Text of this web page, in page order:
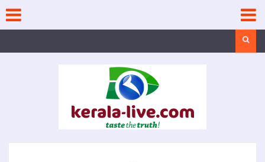
content